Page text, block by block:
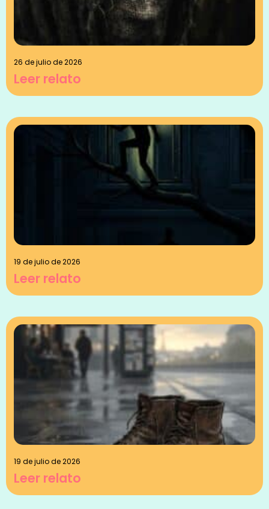
26 de julio de 2026
Leer relato
19 de julio de 2026
Leer relato
19 de julio de 2026
Leer relato